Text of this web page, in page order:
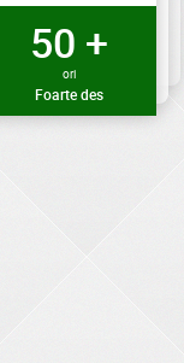
50 +
ori
Foarte des